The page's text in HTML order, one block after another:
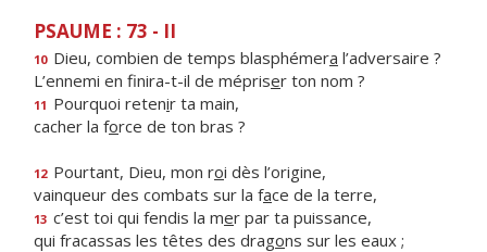
PSAUME : 73 - II
10 Dieu, combien de temps blasphémera l’adversaire ?
L’ennemi en finira-t-il de mépriser ton nom ?
11 Pourquoi retenir ta main,
cacher la force de ton bras ?
12 Pourtant, Dieu, mon roi dès l’origine,
vainqueur des combats sur la face de la terre,
13 c’est toi qui fendis la mer par ta puissance,
qui fracassas les têtes des dragons sur les eaux ;